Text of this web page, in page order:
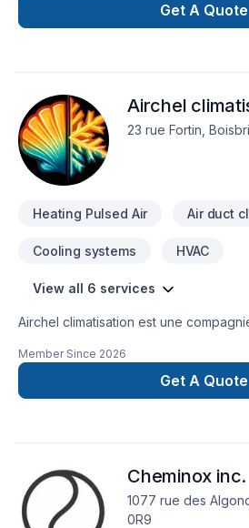
Brunswick,Outaouais,Saguenay-Lac-
l'importance d'une approche
chaque client, pour garantir des
attentes. Nous sommes impatients de
pour concrétiser votre projet.
Get A Quote
Airchel
23 rue Fortin,
Heating Pulsed Air Air duct
Cooling systems HVAC
View all 6 services
Airchel climatisation est une
haute qualité avec des techniciens
Member Since 2026
Get A Quote
Cheminox inc.
1077 rue des
0R9